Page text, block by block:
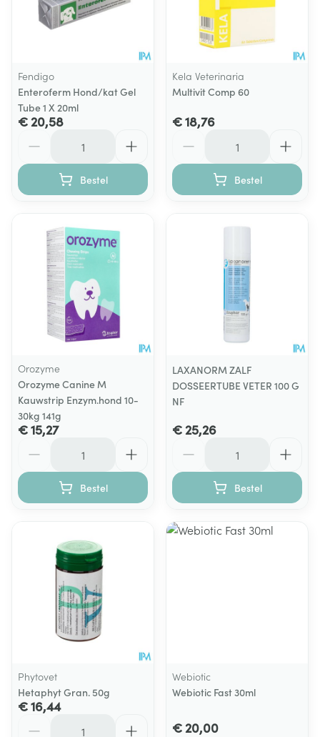
Fendigo
Enteroferm Hond/kat Gel
Tube 1 X 20ml
€ 20,58
Bestel
Kela Veterinaria
Multivit Comp 60
€ 18,76
Bestel
Orozyme
Orozyme Canine M
Kauwstrip Enzym.hond 10-
30kg 141g
€ 15,27
Bestel
LAXANORM ZALF
DOSSEERTUBE VETER 100 G
NF
€ 25,26
Bestel
Phytovet
Hetaphyt Gran. 50g
€ 16,44
Webiotic
Webiotic Fast 30ml
€ 20,00